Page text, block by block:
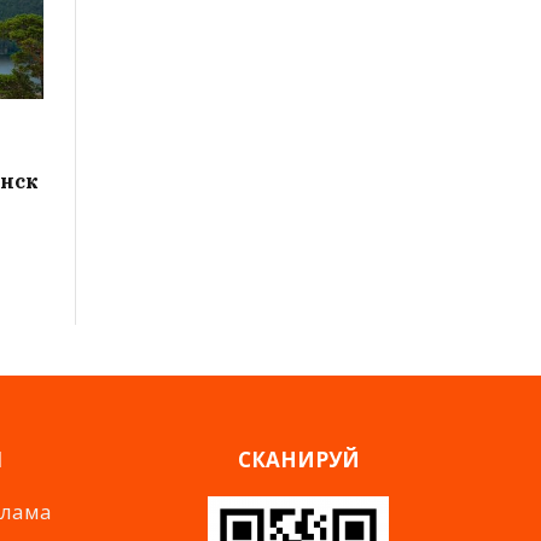
СКАНИРУЙ